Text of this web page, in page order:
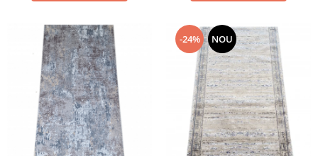
-24% NOU